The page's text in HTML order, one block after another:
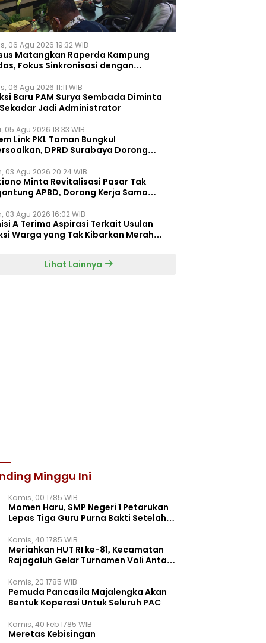
06 Agu 2026 19:32 WIB
Matangkan Raperda Kampung
Fokus Sinkronisasi dengan
06 Agu 2026 11:11 WIB
Baru PAM Surya Sembada Diminta
Jadi Administrator
05 Agu 2026 18:33 WIB
Link PKL Taman Bungkul
DPRD Surabaya Dorong
03 Agu 2026 20:24 WIB
Minta Revitalisasi Pasar Tak
APBD, Dorong Kerja Sama
03 Agu 2026 16:02 WIB
A Terima Aspirasi Terkait Usulan
Warga yang Tak Kibarkan Merah
Lihat Lainnya
Minggu Ini
Kamis, 00 1785 WIB
Momen Haru, SMP Negeri 1 Petarukan
Lepas Tiga Guru Purna Bakti Setelah
Kamis, 40 1785 WIB
Meriahkan HUT RI ke-81, Kecamatan
Rajagaluh Gelar Turnamen Voli Antar
Kamis, 20 1785 WIB
Pemuda Pancasila Majalengka Akan
Bentuk Koperasi Untuk Seluruh PAC
Kamis, 40 Feb 1785 WIB
Meretas Kebisingan